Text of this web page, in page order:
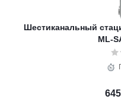
Шестиканальный
ML-